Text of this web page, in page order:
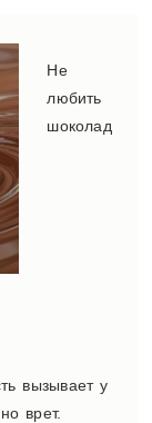
Не
любить
шоколад
вызывает у
врет.